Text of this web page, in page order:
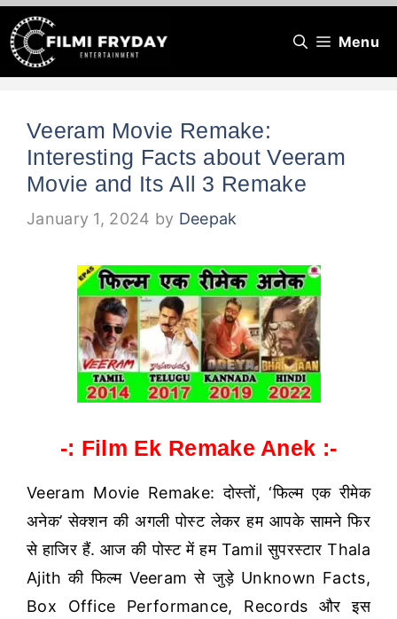
Skip
to
content
Menu
Veeram Movie Remake:
Interesting Facts about Veeram
Movie and Its All 3 Remake
January 1, 2024 by Deepak
-: Film Ek Remake Anek :-
Veeram Movie Remake: दोस्तों, ‘फिल्म एक रीमेक
अनेक’ सेक्शन की अगली पोस्ट लेकर हम आपके सामने फिर
से हाजिर हैं. आज की पोस्ट में हम Tamil सुपरस्टार Thala
Ajith की फिल्म Veeram से जुड़े Unknown Facts,
Box Office Performance, Records और इस